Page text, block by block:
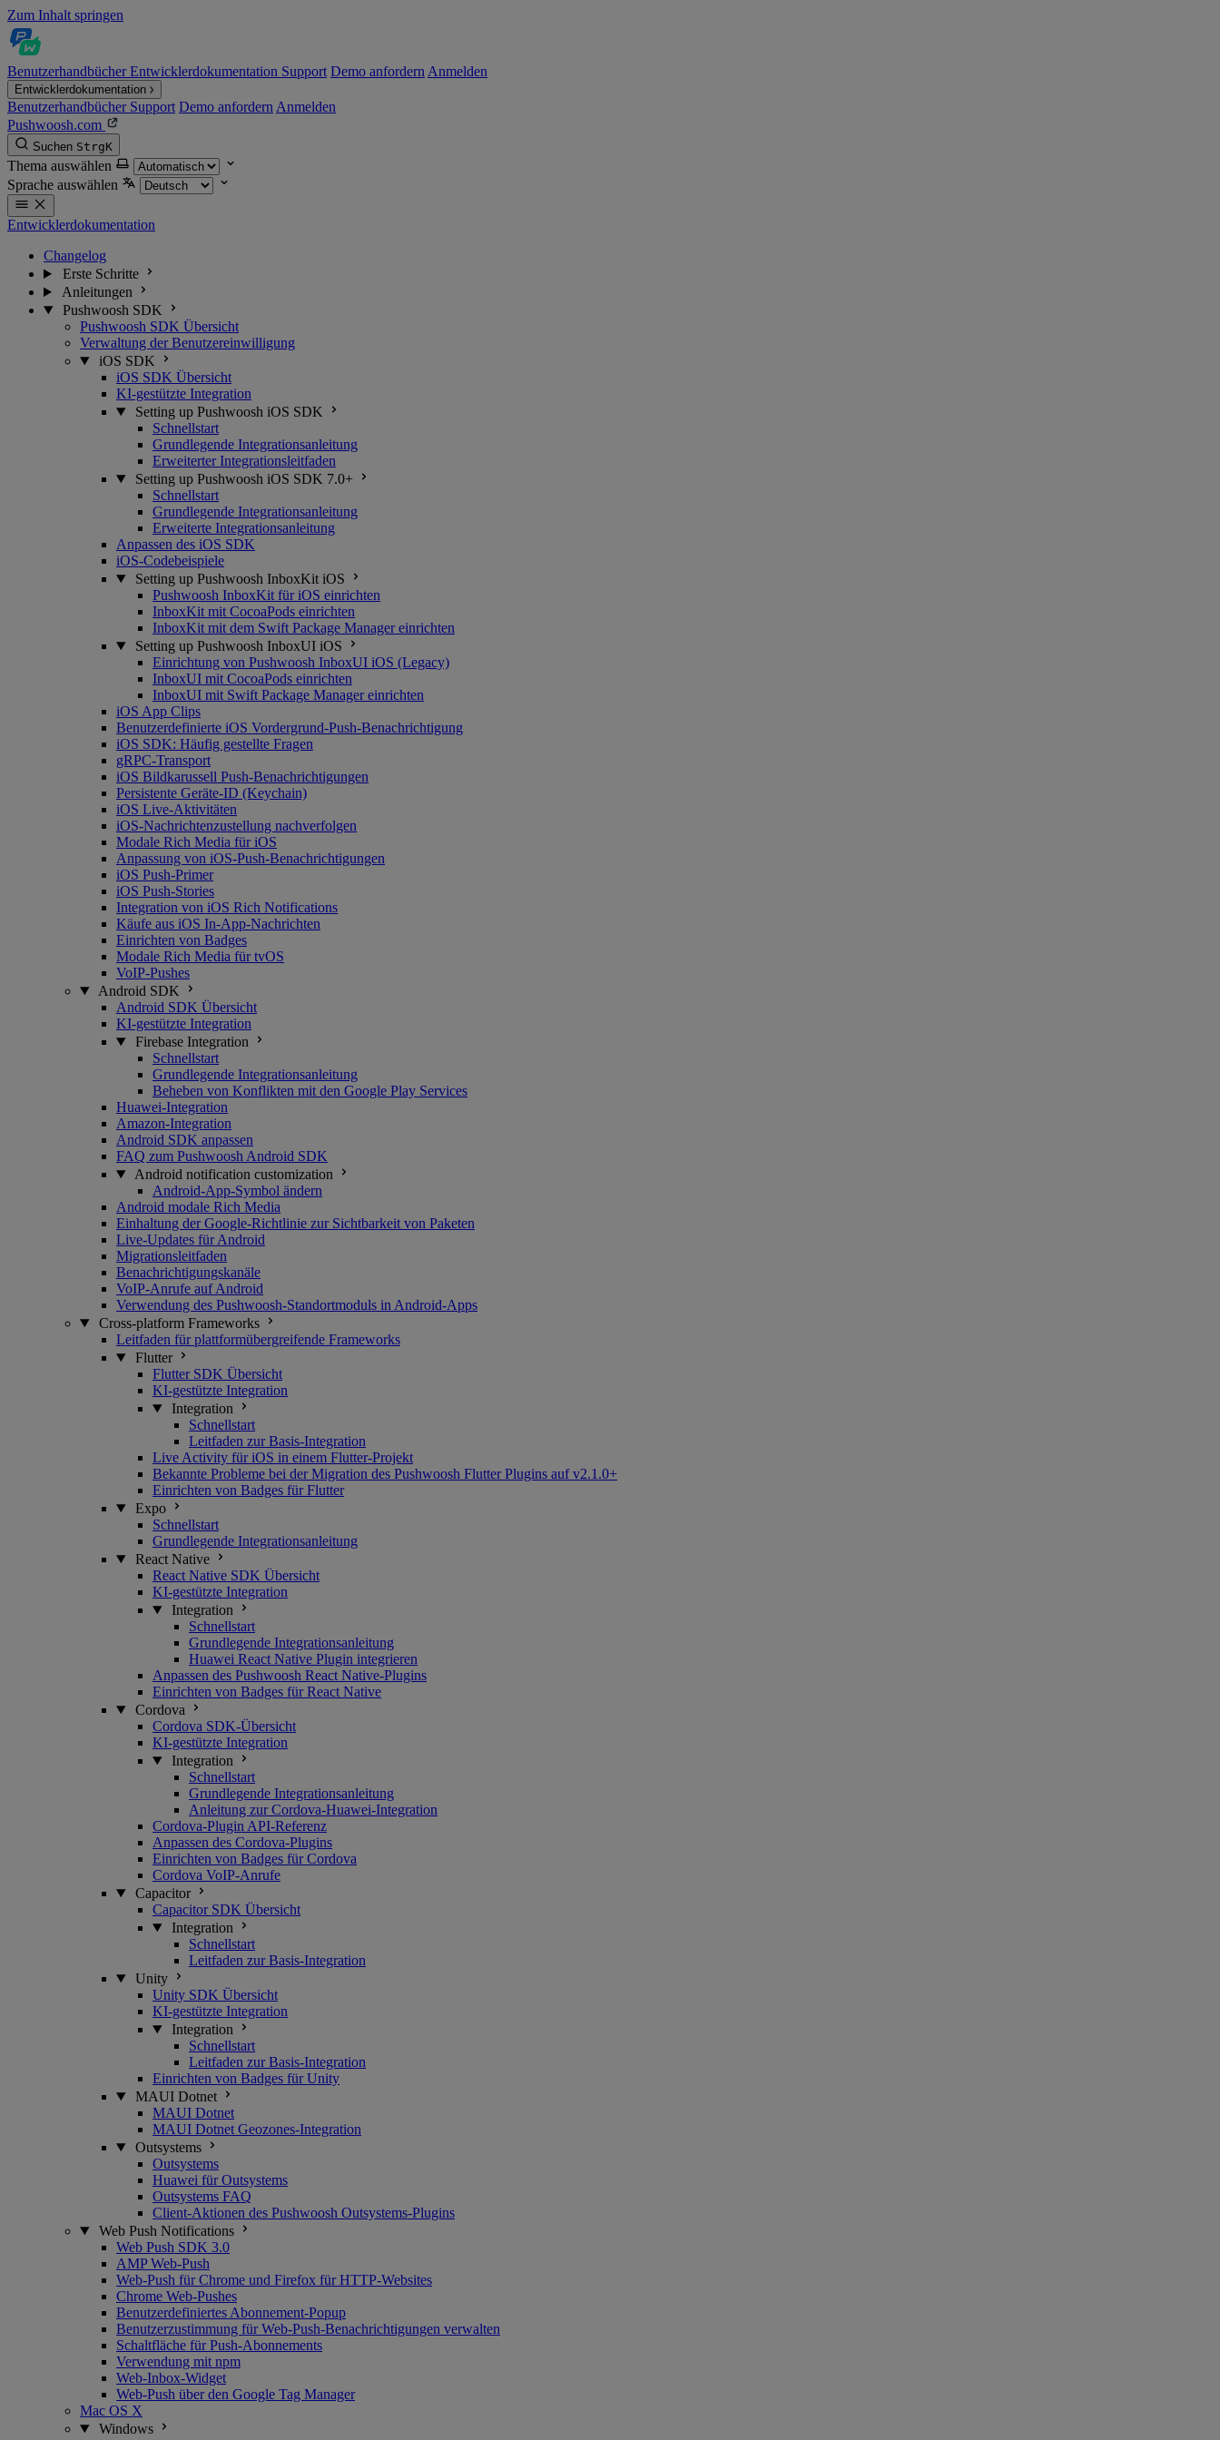
Zum Inhalt springen
BenutzerhandbücherEntwicklerdokumentation Support Demo anfordern Anmelden
Entwicklerdokumentation
Benutzerhandbücher Support Demo anfordern Anmelden
Pushwoosh.com
Suchen StrgK
Thema auswählen
Sprache auswählen
Entwicklerdokumentation
Changelog
Erste Schritte
Anleitungen
Pushwoosh SDK
Pushwoosh SDK Übersicht
Verwaltung der Benutzereinwilligung
iOS SDK
iOS SDK Übersicht
KI-gestützte Integration
Setting up Pushwoosh iOS SDK
Schnellstart
Grundlegende Integrationsanleitung
Erweiterter Integrationsleitfaden
Setting up Pushwoosh iOS SDK 7.0+
Schnellstart
Grundlegende Integrationsanleitung
Erweiterte Integrationsanleitung
Anpassen des iOS SDK
iOS-Codebeispiele
Setting up Pushwoosh InboxKit iOS
Pushwoosh InboxKit für iOS einrichten
InboxKit mit CocoaPods einrichten
InboxKit mit dem Swift Package Manager einrichten
Setting up Pushwoosh InboxUI iOS
Einrichtung von Pushwoosh InboxUI iOS (Legacy)
InboxUI mit CocoaPods einrichten
InboxUI mit Swift Package Manager einrichten
iOS App Clips
Benutzerdefinierte iOS Vordergrund-Push-Benachrichtigung
iOS SDK: Häufig gestellte Fragen
gRPC-Transport
iOS Bildkarussell Push-Benachrichtigungen
Persistente Geräte-ID (Keychain)
iOS Live-Aktivitäten
iOS-Nachrichtenzustellung nachverfolgen
Modale Rich Media für iOS
Anpassung von iOS-Push-Benachrichtigungen
iOS Push-Primer
iOS Push-Stories
Integration von iOS Rich Notifications
Käufe aus iOS In-App-Nachrichten
Einrichten von Badges
Modale Rich Media für tvOS
VoIP-Pushes
Android SDK
Android SDK Übersicht
KI-gestützte Integration
Firebase Integration
Schnellstart
Grundlegende Integrationsanleitung
Beheben von Konflikten mit den Google Play Services
Huawei-Integration
Amazon-Integration
Android SDK anpassen
FAQ zum Pushwoosh Android SDK
Android notification customization
Android-App-Symbol ändern
Android modale Rich Media
Einhaltung der Google-Richtlinie zur Sichtbarkeit von Paketen
Live-Updates für Android
Migrationsleitfaden
Benachrichtigungskanäle
VoIP-Anrufe auf Android
Verwendung des Pushwoosh-Standortmoduls in Android-Apps
Cross-platform Frameworks
Leitfaden für plattformübergreifende Frameworks
Flutter
Flutter SDK Übersicht
KI-gestützte Integration
Integration
Schnellstart
Leitfaden zur Basis-Integration
Live Activity für iOS in einem Flutter-Projekt
Bekannte Probleme bei der Migration des Pushwoosh Flutter Plugins auf v2.1.0+
Einrichten von Badges für Flutter
Expo
Schnellstart
Grundlegende Integrationsanleitung
React Native
React Native SDK Übersicht
KI-gestützte Integration
Integration
Schnellstart
Grundlegende Integrationsanleitung
Huawei React Native Plugin integrieren
Anpassen des Pushwoosh React Native-Plugins
Einrichten von Badges für React Native
Cordova
Cordova SDK-Übersicht
KI-gestützte Integration
Integration
Schnellstart
Grundlegende Integrationsanleitung
Anleitung zur Cordova-Huawei-Integration
Cordova-Plugin API-Referenz
Anpassen des Cordova-Plugins
Einrichten von Badges für Cordova
Cordova VoIP-Anrufe
Capacitor
Capacitor SDK Übersicht
Integration
Schnellstart
Leitfaden zur Basis-Integration
Unity
Unity SDK Übersicht
KI-gestützte Integration
Integration
Schnellstart
Leitfaden zur Basis-Integration
Einrichten von Badges für Unity
MAUI Dotnet
MAUI Dotnet
MAUI Dotnet Geozones-Integration
Outsystems
Outsystems
Huawei für Outsystems
Outsystems FAQ
Client-Aktionen des Pushwoosh Outsystems-Plugins
Web Push Notifications
Web Push SDK 3.0
AMP Web-Push
Web-Push für Chrome und Firefox für HTTP-Websites
Chrome Web-Pushes
Benutzerdefiniertes Abonnement-Popup
Benutzerzustimmung für Web-Push-Benachrichtigungen verwalten
Schaltfläche für Push-Abonnements
Verwendung mit npm
Web-Inbox-Widget
Web-Push über den Google Tag Manager
Mac OS X
Windows